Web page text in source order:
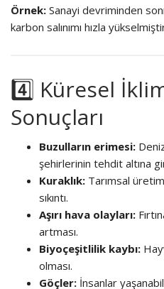
Örnek: Sanayi devriminden
karbon salınımı hızla
4️⃣ Küresel
Sonuçları
Buzulların erimesi:
şehirlerinin tehdit altına
Kuraklık: Tarımsal
sıkıntı.
Aşırı hava olayları:
artması.
Biyoçeşitlilik kaybı:
olması.
Göçler: İnsanlar